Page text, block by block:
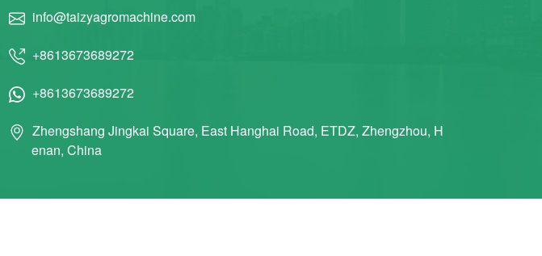
info@taizyagromachine.com
+8613673689272
+8613673689272
Zhengshang Jingkai Square, East Hanghai Road, ETDZ, Zhengzhou, H
enan, China